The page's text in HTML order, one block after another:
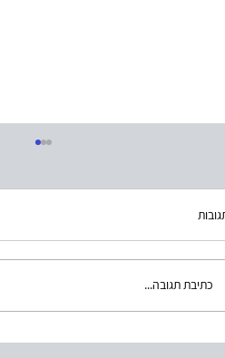
מפגש דרום ראשון
כתיבת תגובה...